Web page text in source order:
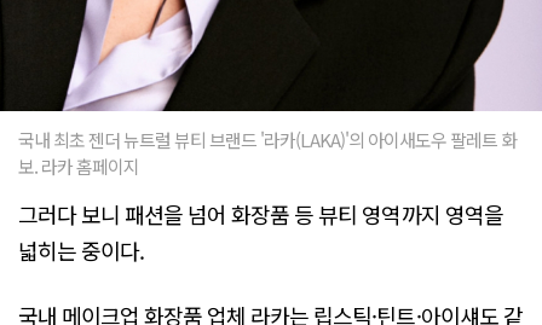
국내 최초 젠더 뉴트럴 뷰티 브랜드 '라카(LAKA)'의 아이새도우 팔레트 화
보. 라카 홈페이지
그러다 보니 패션을 넘어 화장품 등 뷰티 영역까지 영역을
넓히는 중이다.
국내 메이크업 화장품 업체 라카는 립스틱·틴트·아이섀도 같